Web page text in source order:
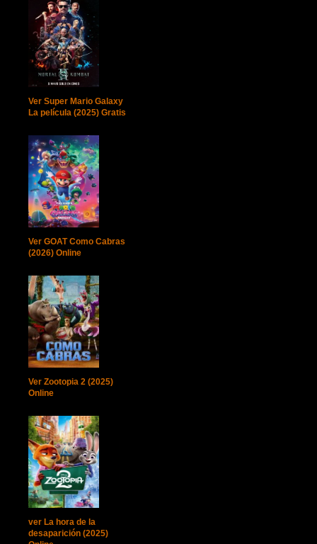
Ver Super Mario Galaxy
La película (2025) Gratis
Ver GOAT Como Cabras
(2026) Online
Ver Zootopia 2 (2025)
Online
ver La hora de la
desaparición (2025)